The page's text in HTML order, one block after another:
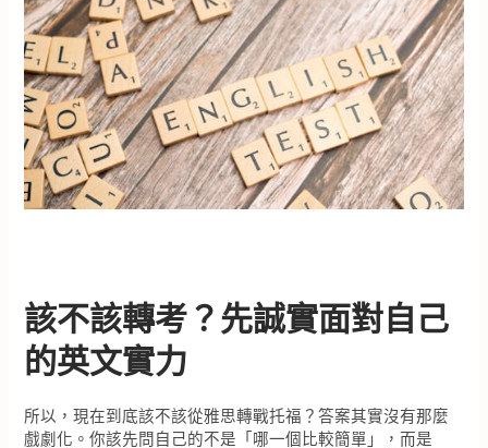
該不該轉考？先誠實面對自己
的英文實力
所以，現在到底該不該從雅思轉戰托福？答案其實沒有那麼
戲劇化。你該先問自己的不是「哪一個比較簡單」，而是